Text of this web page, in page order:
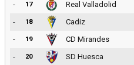
-
17 Real Valladolid
-
18 Cadiz
-
19 CD Mirandes
-
20 SD Huesca